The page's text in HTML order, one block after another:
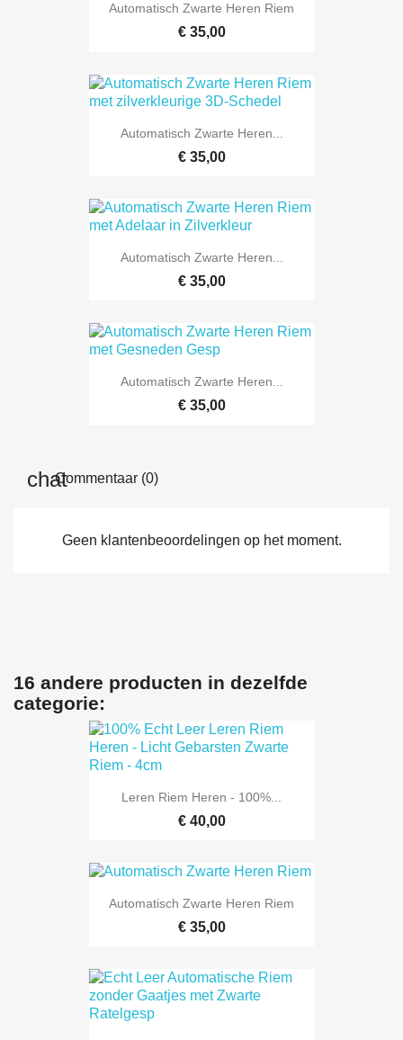
Automatisch Zwarte Heren Riem
€ 35,00
Automatisch Zwarte Heren...
€ 35,00
Automatisch Zwarte Heren...
€ 35,00
Automatisch Zwarte Heren...
€ 35,00
Commentaar (0)
Geen klantenbeoordelingen op het moment.
16 andere producten in dezelfde
categorie:
Leren Riem Heren - 100%...
€ 40,00
Automatisch Zwarte Heren Riem
€ 35,00